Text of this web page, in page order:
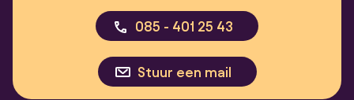
085 - 401 25 43
Stuur een mail